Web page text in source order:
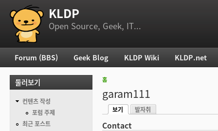
부 메뉴 KLDP
Open Source, Geek, IT...
현재 위치
홈
garam111
기본탭
보기
발자취
Contact
주 메뉴
Forum (BBS) Geek Blog KLDP Wiki KLDP.net
둘러보기
컨텐츠 작성
포럼 주제
최근 포스트